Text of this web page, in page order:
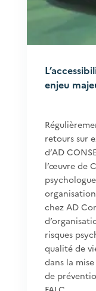
enjeu
retours sur
d’AD
l’œuvre de
chez AD
risques
qualité de
dans la
de